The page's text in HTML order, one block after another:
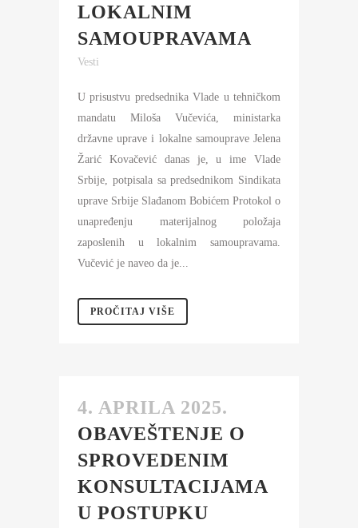
LOKALNIM
SAMOUPRAVAMA
Vesti
U prisustvu predsednika Vlade u tehničkom
mandatu Miloša Vučevića, ministarka
državne uprave i lokalne samouprave Jelena
Žarić Kovačević danas je, u ime Vlade
Srbije, potpisala sa predsednikom Sindikata
uprave Srbije Slađanom Bobićem Protokol o
unapređenju materijalnog položaja
zaposlenih u lokalnim samoupravama.
Vučević je naveo da je...
PROČITAJ VIŠE
4. APRILA 2025.
OBAVEŠTENJE O
SPROVEDENIM
KONSULTACIJAMA
U POSTUPKU